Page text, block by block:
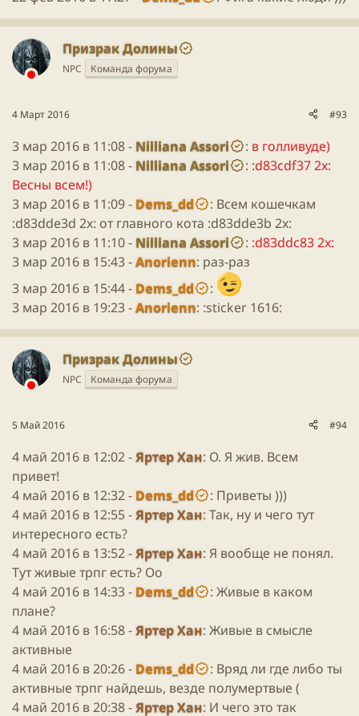
Призрак Долины
NPC Команда форума
4 Март 2016 #93
3 мар 2016 в 11:08 - Nilliana Assori : в голливуде)
3 мар 2016 в 11:08 - Nilliana Assori : :d83cdf37 2x:
Весны всем!)
3 мар 2016 в 11:09 - Dems_dd
: Всем кошечкам
:d83dde3d 2x: от главного кота :d83dde3b 2x:
3 мар 2016 в 11:10 - Nilliana Assori : :d83ddc83 2x:
3 мар 2016 в 15:43 -Anorienn: раз-раз
3 мар 2016 в 15:44 - Dems_dd
:
3 мар 2016 в 19:23 -Anorienn: :sticker 1616:
Призрак Долины
NPC Команда форума
5 Май 2016 #94
4 май 2016 в 12:02 -Яртер Хан: О. Я жив. Всем
привет!
4 май 2016 в 12:32 - Dems_dd
: Приветы )))
4 май 2016 в 12:55 -Яртер Хан: Так, ну и чего тут
интересного есть?
4 май 2016 в 13:52 -Яртер Хан: Я вообще не понял.
Тут живые трпг есть? Оо
4 май 2016 в 14:33 - Dems_dd
: Живые в каком
плане?
4 май 2016 в 16:58 -Яртер Хан: Живые в смысле
активные
4 май 2016 в 20:26 - Dems_dd
: Вряд ли где либо ты
активные трпг найдешь, везде полумертвые (
4 май 2016 в 20:38 -Яртер Хан: И чего это так